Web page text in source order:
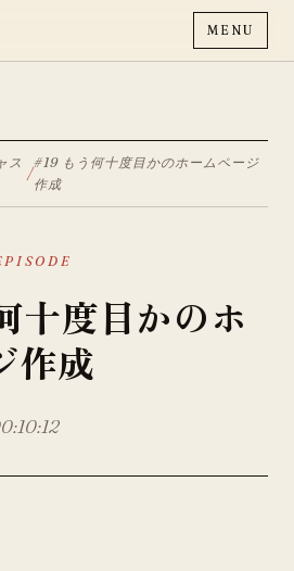
MENU
ス
/
#19 もう何十度目かのホームページ
作成
十度目かのホ
作成